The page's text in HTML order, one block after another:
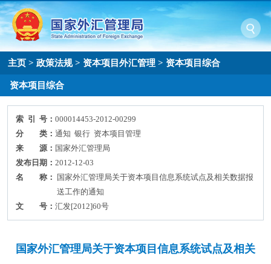
主页 >政策法规>资本项目外汇管理 >资本项目综合
资本项目综合
索 引 号：000014453-2012-00299
分 类：通知 银行 资本项目管理
来 源： 国家外汇管理局
发布日期：2012-12-03
名 称：
国家外汇管理局关于资本项目信息系统试点及相关数据报
送工作的通知
文 号：汇发[2012]60号
国家外汇管理局关于资本项目信息系统试点及相关